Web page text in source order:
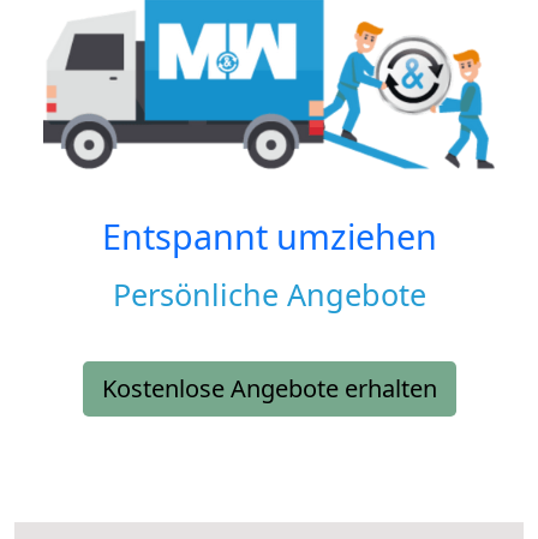
Entspannt umziehen
Persönliche Angebote
Kostenlose Angebote erhalten